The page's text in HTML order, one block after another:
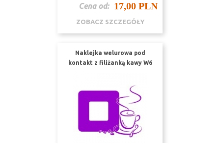
Cena od: 17,00 PLN
ZOBACZ SZCZEGÓŁY
Naklejka welurowa pod
kontakt z filiżanką kawy W6